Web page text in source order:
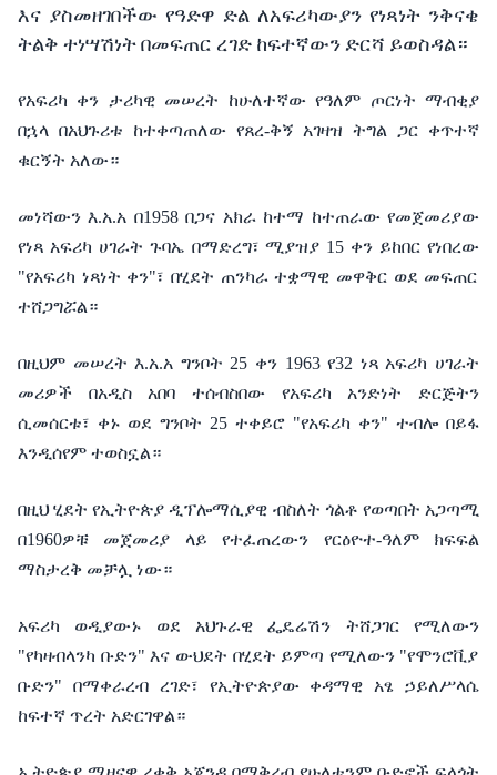
እና ያስመዘገበችው የዓድዋ ድል ለአፍሪካውያን የነጻነት ንቅናቄ
ትልቅ ተነሣሽነት በመፍጠር ረገድ ከፍተኛውን ድርሻ ይወስዳል።
የአፍሪካ ቀን ታሪካዊ መሠረት ከሁለተኛው የዓለም ጦርነት ማብቂያ
በኋላ በአህጉሪቱ ከተቀጣጠለው የጸረ-ቅኝ አገዛዝ ትግል ጋር ቀጥተኛ
ቁርኝት አለው።
መነሻውን እ.አ.አ በ1958በጋና አክራ ከተማ ከተጠራው የመጀመሪያው
የነጻ አፍሪካ ሀገራት ጉባኤ በማድረግ፣ ሚያዝያ 15 ቀን ይከበር የነበረው
"የአፍሪካ ነጻነት ቀን"፣ በሂደት ጠንካራ ተቋማዊ መዋቅር ወደ መፍጠር
ተሸጋግሯል።
በዚህም መሠረት እ.አ.አ ግንቦት 25 ቀን 1963የ32 ነጻ አፍሪካ ሀገራት
መሪዎች
በአዲስ አበባ ተሰብስበው የአፍሪካ አንድነት
ድርጅትን
ሲመሰርቱ፣ ቀኑ ወደ ግንቦት 25 ተቀይሮ "የአፍሪካ ቀን" ተብሎ በይፋ
እንዲሰየም ተወስኗል።
በዚህ ሂደት የኢትዮጵያ ዲፕሎማሲያዊ ብስለት ጎልቶ የወጣበት አጋጣሚ
በ1960ዎቹ መጀመሪያ ላይ የተፈጠረውን የርዕዮተ-ዓለም
ክፍፍል
ማስታረቅ መቻሏ ነው።
አፍሪካ ወዲያውኑ ወደ አህጉራዊ ፌዴሬሽን ትሸጋገር
የሚለውን
"የካዛብላንካ ቡድን"እና ውህደት በሂደት ይምጣ የሚለውን"የሞንሮቪያ
ቡድን" በማቀራረብ ረገድ፣ የኢትዮጵያው ቀዳማዊ አፄ ኃይለሥላሴ
ከፍተኛ ጥረት አድርገዋል።